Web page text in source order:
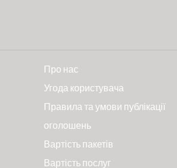
Про нас
Угода користувача
Правила та умови публікації
оголошень
Вартість пакетів
Вартість послуг